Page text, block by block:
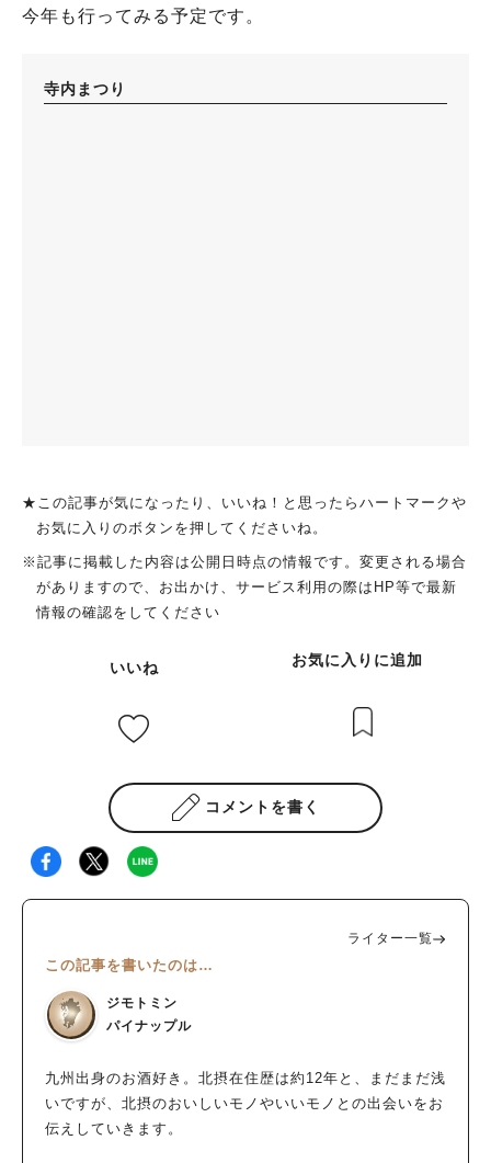
今年も行ってみる予定です。
寺内まつり
★この記事が気になったり、いいね！と思ったらハートマークや
お気に入りのボタンを押してくださいね。
※記事に掲載した内容は公開日時点の情報です。変更される場合
がありますので、お出かけ、サービス利用の際はHP等で最新
情報の確認をしてください
いいね お気に入りに追加
コメントを書く
ライター一覧
この記事を書いたのは…
ジモトミン
パイナップル
九州出身のお酒好き。北摂在住歴は約12年と、まだまだ浅
いですが、北摂のおいしいモノやいいモノとの出会いをお
伝えしていきます。